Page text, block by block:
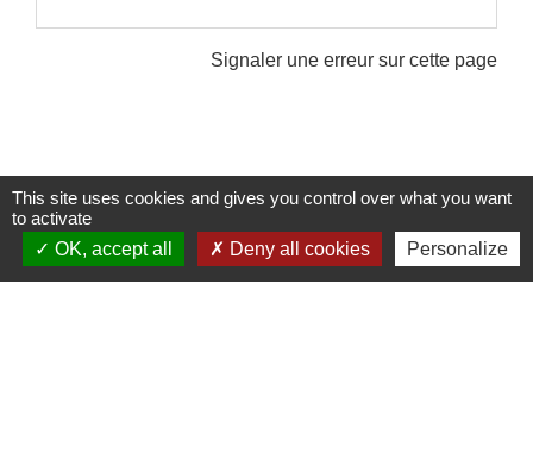
Signaler une erreur sur cette page
Commune de Sainte-Catherine
58 rue de Châteauvieux
This site uses cookies and gives you control over what you want
to activate
OK, accept all
Deny all cookies Personalize